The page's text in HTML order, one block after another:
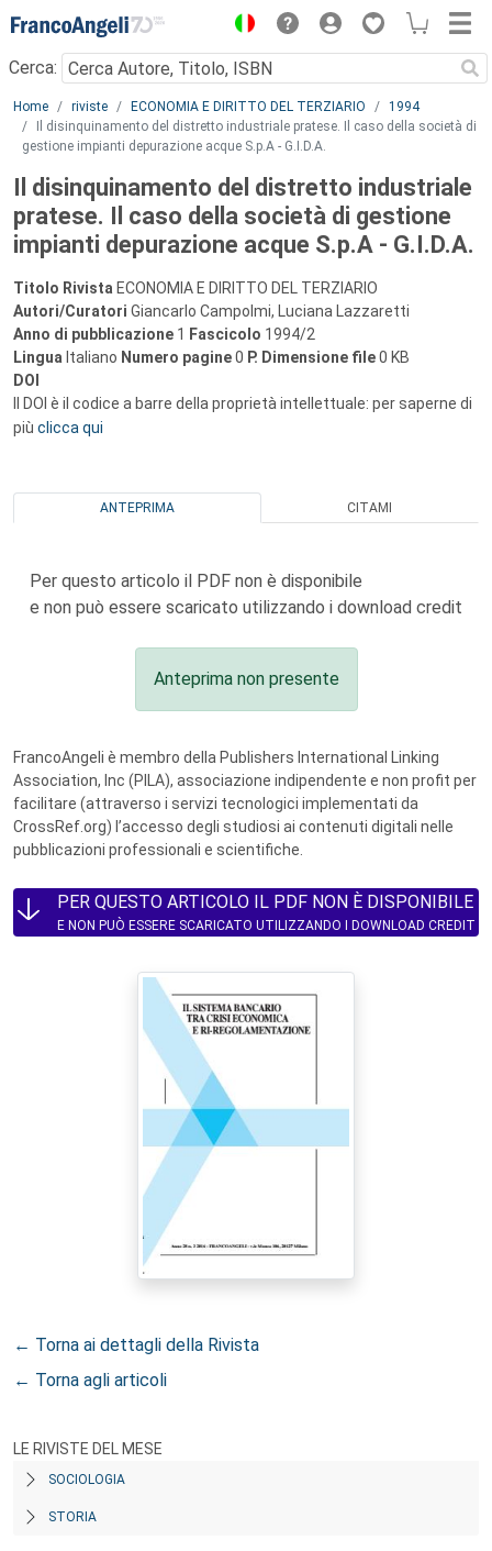
Menu
Cerca:
Main content
Home riviste ECONOMIA E DIRITTO DEL TERZIARIO
1994
Il disinquinamento del distretto industriale pratese. Il caso della società di
gestione impianti depurazione acque S.p.A - G.I.D.A.
Il disinquinamento del distretto industriale
pratese. Il caso della società di gestione
impianti depurazione acque S.p.A - G.I.D.A.
Titolo Rivista ECONOMIA E DIRITTO DEL TERZIARIO
Autori/Curatori Giancarlo Campolmi, Luciana Lazzaretti
Anno di pubblicazione 1 Fascicolo 1994/2
Lingua Italiano Numero pagine0 P. Dimensione file0 KB
DOI
Il DOI è il codice a barre della proprietà intellettuale: per saperne di
più clicca qui
ANTEPRIMA CITAMI
Per questo articolo il PDF non è disponibile
e non può essere scaricato utilizzando i download credit
Anteprima non presente
FrancoAngeli è membro della Publishers International Linking
Association, Inc (PILA), associazione indipendente e non profit per
facilitare (attraverso i servizi tecnologici implementati da
CrossRef.org) l’accesso degli studiosi ai contenuti digitali nelle
pubblicazioni professionali e scientifiche.
PER QUESTO ARTICOLO IL PDF NON È DISPONIBILE
E NON PUÒ ESSERE SCARICATO UTILIZZANDO I DOWNLOAD CREDIT
← Torna ai dettagli della Rivista
← Torna agli articoli
LE RIVISTE DEL MESE
SOCIOLOGIA
STORIA